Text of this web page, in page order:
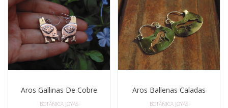
Aros Gallinas De Cobre
BOTÁNICA JOYAS
Aros Ballenas Caladas
BOTÁNICA JOYAS